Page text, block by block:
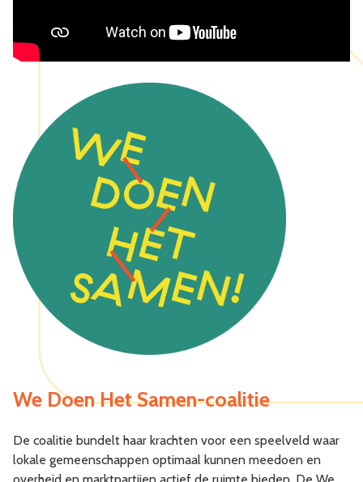
We Doen Het Samen-coalitie
De coalitie bundelt haar krachten voor een speelveld waar
lokale gemeenschappen optimaal kunnen meedoen en